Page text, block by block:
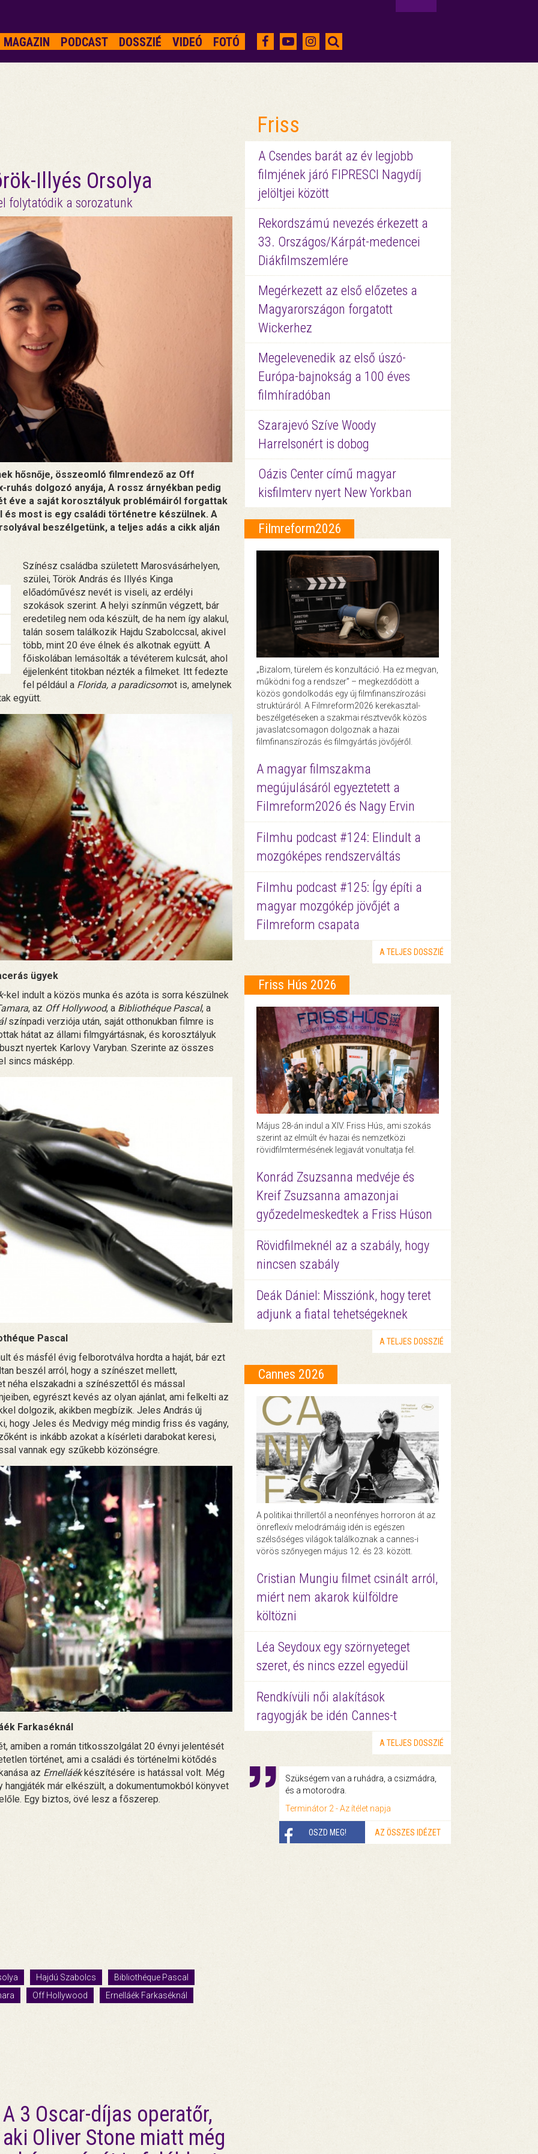
MAGAZIN PODCAST DOSSZIÉ VIDEÓ FOTÓ
Illyés Orsolya
folytatódik a sorozatunk
hősnője, összeomló filmrendező az Off
ruhás dolgozó anyája, A rossz árnyékban pedig
éve a saját korosztályuk problémáiról forgattak
most is egy családi történetre készülnek. A
beszélgetünk, a teljes adás a cikk alján
Színész családba született Marosvásárhelyen,
szülei, Török András és Illyés Kinga
előadóművész nevét is viseli, az erdélyi
szokások szerint. A helyi színműn végzett, bár
eredetileg nem oda készült, de ha nem így alakul,
talán sosem találkozik Hajdu Szabolccsal, akivel
több, mint 20 éve élnek és alkotnak együtt. A
főiskolában lemásolták a tévéterem kulcsát, ahol
éjjelenként titokban nézték a filmeket. Itt fedezte
fel például a Florida, a paradicsomot is, amelynek
együtt.
ügyek
-kel indult a közös munka és azóta is sorra készülnek
, az Off Hollywood, a Bibliothéque Pascal, a
színpadi verziója után, saját otthonukban filmre is
hátat az állami filmgyártásnak, és korosztályuk
nyertek Karlovy Varyban. Szerinte az összes
sincs másképp.
Pascal
és másfél évig felborotválva hordta a haját, bár ezt
beszél arról, hogy a színészet mellett,
néha elszakadni a színészettől és mással
egyrészt kevés az olyan ajánlat, ami felkelti az
dolgozik, akikben megbízik. Jeles András új
hogy Jeles és Medvigy még mindig friss és vagány,
is inkább azokat a kísérleti darabokat keresi,
vannak egy szűkebb közönségre.
Farkaséknál
amiben a román titkosszolgálat 20 évnyi jelentését
történet, ami a családi és történelmi kötődés
az Ernelláékkészítésére is hatással volt. Még
már elkészült, a dokumentumokból könyvet
Egy biztos, övé lesz a főszerep.
Hajdú Szabolcs
Bibliothéque Pascal
Off Hollywood Ernelláék Farkaséknál
A 3 Oscar-díjas operatőr,
aki Oliver Stone miatt még
Friss
A Csendes barát az év legjobb
filmjének járó FIPRESCI Nagydíj
jelöltjei között
Rekordszámú nevezés érkezett a
33. Országos/Kárpát-medencei
Diákfilmszemlére
Megérkezett az első előzetes a
Magyarországon forgatott
Wickerhez
Megelevenedik az első úszó-
Európa-bajnokság a 100 éves
filmhíradóban
Szarajevó Szíve Woody
Harrelsonért is dobog
Oázis Center című magyar
kisfilmterv nyert New Yorkban
Filmreform2026
„Bizalom, türelem és konzultáció. Ha ez megvan,
működni fog a rendszer” – megkezdődött a
közös gondolkodás egy új filmfinanszírozási
struktúráról. A Filmreform2026 kerekasztal-
beszélgetéseken a szakmai résztvevők közös
javaslatcsomagon dolgoznak a hazai
filmfinanszírozás és filmgyártás jövőjéről.
A magyar filmszakma
megújulásáról egyeztetett a
Filmreform2026 és Nagy Ervin
Filmhu podcast #124: Elindult a
mozgóképes rendszerváltás
Filmhu podcast #125: Így építi a
magyar mozgókép jövőjét a
Filmreform csapata
A TELJES DOSSZIÉ
Friss Hús 2026
Május 28-án indul a XIV. Friss Hús, ami szokás
szerint az elmúlt év hazai és nemzetközi
rövidfilmtermésének legjavát vonultatja fel.
Konrád Zsuzsanna medvéje és
Kreif Zsuzsanna amazonjai
győzedelmeskedtek a Friss Húson
Rövidfilmeknél az a szabály, hogy
nincsen szabály
Deák Dániel: Missziónk, hogy teret
adjunk a fiatal tehetségeknek
A TELJES DOSSZIÉ
Cannes 2026
A politikai thrillertől a neonfényes horroron át az
önreflexív melodrámáig idén is egészen
szélsőséges világok találkoznak a cannes-i
vörös szőnyegen május 12. és 23. között.
Cristian Mungiu filmet csinált arról,
miért nem akarok külföldre
költözni
Léa Seydoux egy szörnyeteget
szeret, és nincs ezzel egyedül
Rendkívüli női alakítások
ragyogják be idén Cannes-t
A TELJES DOSSZIÉ
Szükségem van a ruhádra, a csizmádra,
és a motorodra.
Terminátor 2 - Az ítélet napja
OSZD MEG! AZ ÖSSZES IDÉZET